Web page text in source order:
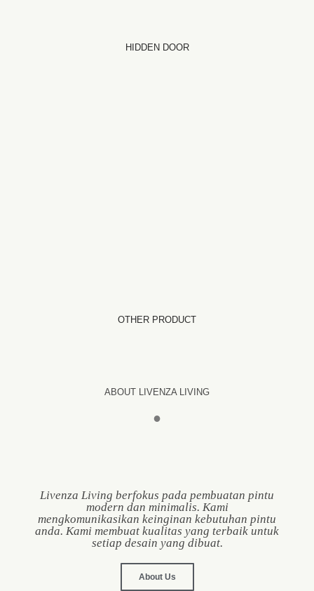
HIDDEN DOOR
OTHER PRODUCT
ABOUT LIVENZA LIVING
●
Livenza Living berfokus pada pembuatan pintu
modern dan minimalis. Kami
mengkomunikasikan keinginan kebutuhan pintu
anda. Kami membuat kualitas yang terbaik untuk
setiap desain yang dibuat.
About Us